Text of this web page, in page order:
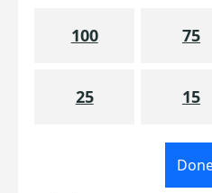
100 75
25 15